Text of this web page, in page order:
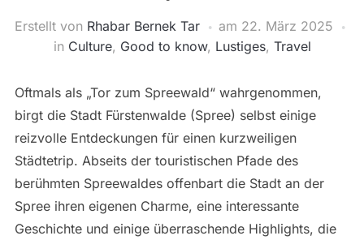
Erstellt von Rhabar Bernek Tar am 22. März 2025
in Culture, Good to know, Lustiges, Travel
Oftmals als „Tor zum Spreewald“ wahrgenommen,
birgt die Stadt Fürstenwalde (Spree) selbst einige
reizvolle Entdeckungen für einen kurzweiligen
Städtetrip. Abseits der touristischen Pfade des
berühmten Spreewaldes offenbart die Stadt an der
Spree ihren eigenen Charme, eine interessante
Geschichte und einige überraschende Highlights, die